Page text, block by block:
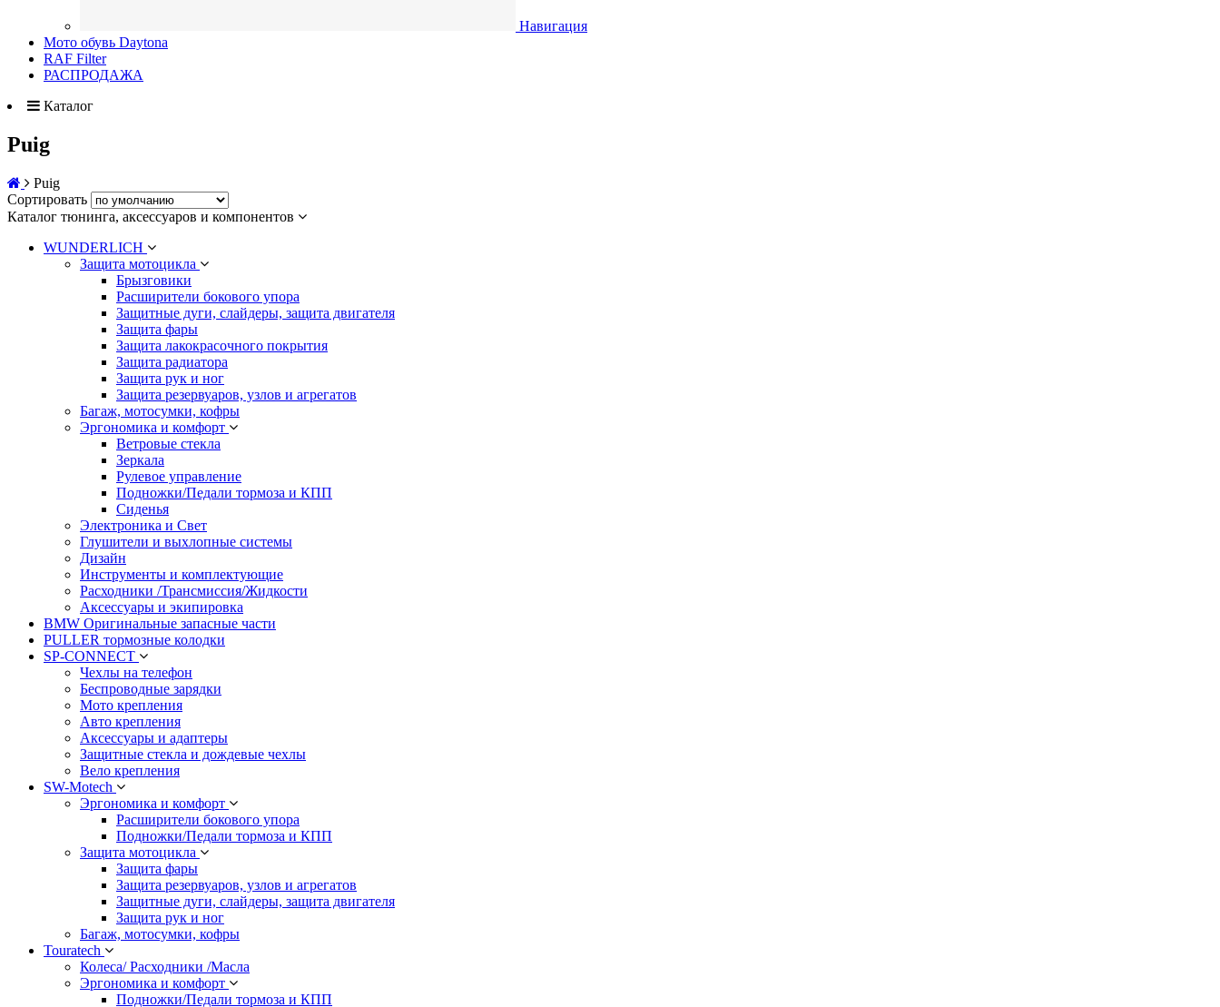
Навигация
Мото обувь Daytona
RAF Filter
РАСПРОДАЖА
Каталог
Puig
Puig
Сортировать
Каталог тюнинга, аксессуаров и компонентов
WUNDERLICH
Защита мотоцикла
Брызговики
Расширители бокового упора
Защитные дуги, слайдеры, защита двигателя
Защита фары
Защита лакокрасочного покрытия
Защита радиатора
Защита рук и ног
Защита резервуаров, узлов и агрегатов
Багаж, мотосумки, кофры
Эргономика и комфорт
Ветровые стекла
Зеркала
Рулевое управление
Подножки/Педали тормоза и КПП
Сиденья
Электроника и Свет
Глушители и выхлопные системы
Дизайн
Инструменты и комплектующие
Расходники /Трансмиссия/Жидкости
Аксессуары и экипировка
BMW Оригинальные запасные части
PULLER тормозные колодки
SP-CONNECT
Чехлы на телефон
Беспроводные зарядки
Мото крепления
Авто крепления
Аксессуары и адаптеры
Защитные стекла и дождевые чехлы
Вело крепления
SW-Motech
Эргономика и комфорт
Расширители бокового упора
Подножки/Педали тормоза и КПП
Защита мотоцикла
Защита фары
Защита резервуаров, узлов и агрегатов
Защитные дуги, слайдеры, защита двигателя
Защита рук и ног
Багаж, мотосумки, кофры
Touratech
Колеса/ Расходники /Масла
Эргономика и комфорт
Подножки/Педали тормоза и КПП